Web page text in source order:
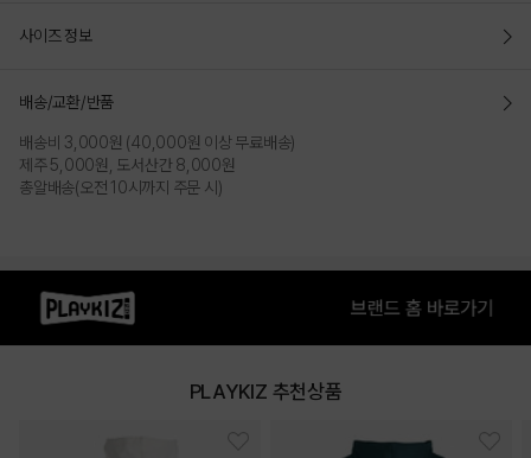
PRODUCT VIEW
사이즈 정보
배송/교환/반품
배송비 3,000원 (40,000원 이상 무료배송)
제주 5,000원, 도서산간 8,000원
총알배송(오전 10시까지 주문 시)
PLAYKIZ 추천상품